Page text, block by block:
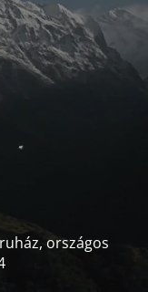
országos